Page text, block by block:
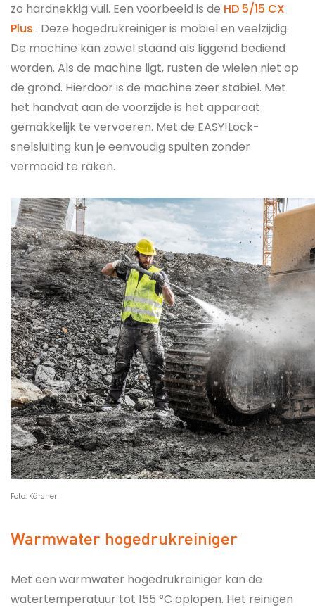
zo hardnekkig vuil. Een voorbeeld is de HD 5/15 CX
Plus . Deze hogedrukreiniger is mobiel en veelzijdig.
De machine kan zowel staand als liggend bediend
worden. Als de machine ligt, rusten de wielen niet op
de grond. Hierdoor is de machine zeer stabiel. Met
het handvat aan de voorzijde is het apparaat
gemakkelijk te vervoeren. Met de EASY!Lock-
snelsluiting kun je eenvoudig spuiten zonder
vermoeid te raken.
Foto: Kärcher
Warmwater hogedrukreiniger
Met een warmwater hogedrukreiniger kan de
watertemperatuur tot 155 °C oplopen. Het reinigen